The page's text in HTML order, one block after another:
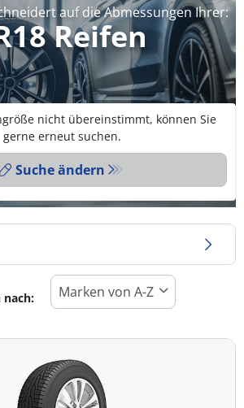
auf die Abmessungen Ihrer:
Reifen
nicht übereinstimmt, können Sie
gerne erneut suchen.
Suche ändern
nach: